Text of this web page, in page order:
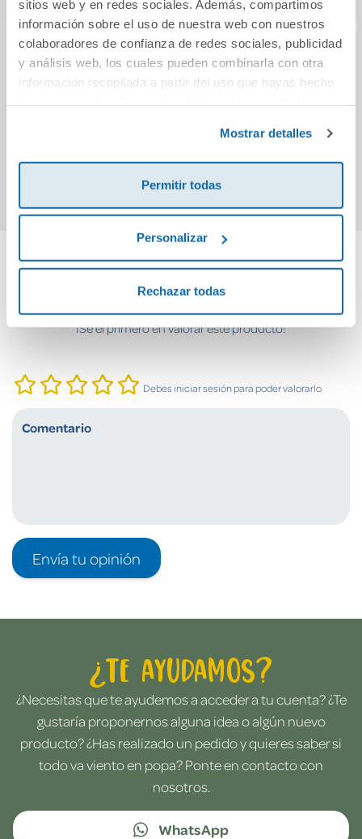
sitios web y en redes sociales. Además, compartimos
información sobre el uso de nuestra web con nuestros
colaboradores de confianza de redes sociales, publicidad
y análisis web, los cuales pueden combinarla con otra
información recopilada a partir del uso que hayas hecho
Mostrar detalles
Permitir todas
Personalizar
Rechazar todas
LA NOCHE ABISAL
Comprar
EL LOBO EN
CALZONCILLOS 4.
¡MENUDO VAGO!
14,96€
Comprar
Cuéntanos tu opinión
¡Sé el primero en valorar este producto!
Debes iniciar sesión para poder valorarlo
Envía tu opinión
¿Te ayudamos?
¿Necesitas que te ayudemos a acceder a tu cuenta? ¿Te
gustaría proponernos alguna idea o algún nuevo
producto? ¿Has realizado un pedido y quieres saber si
todo va viento en popa? Ponte en contacto con
nosotros.
WhatsApp